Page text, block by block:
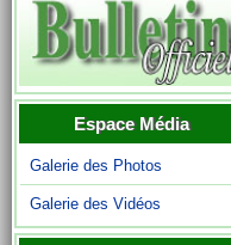
Espace Média
Galerie des Photos
Galerie des Vidéos